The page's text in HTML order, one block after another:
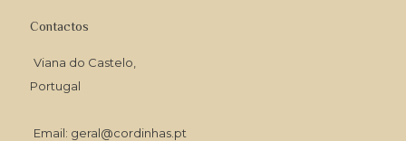
Contactos
Viana do Castelo,
Portugal
Email: geral@cordinhas.pt